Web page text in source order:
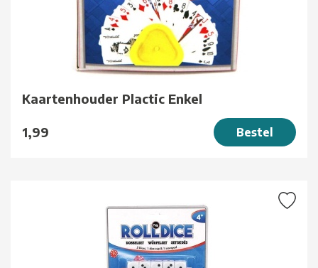
Kaartenhouder Plactic Enkel
1,99 Bestel